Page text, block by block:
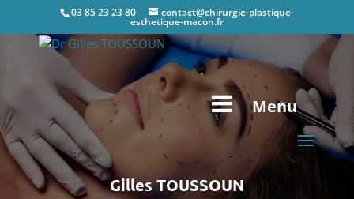
03 85 23 23 80 contact@chirurgie-plastique-
esthetique-macon.fr
Menu
Gilles TOUSSOUN